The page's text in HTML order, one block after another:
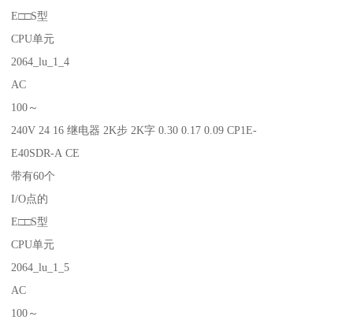
E□□S型
CPU单元
2064_lu_1_4
AC
100～
240V 24 16 继电器 2K步 2K字 0.30 0.17 0.09 CP1E-
E40SDR-A CE
带有60个
I/O点的
E□□S型
CPU单元
2064_lu_1_5
AC
100～